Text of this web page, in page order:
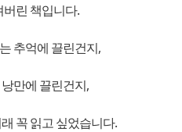
린 책입니다.
추억에 끌린건지,
만에 끌린건지,
꼭 읽고 싶었습니다.